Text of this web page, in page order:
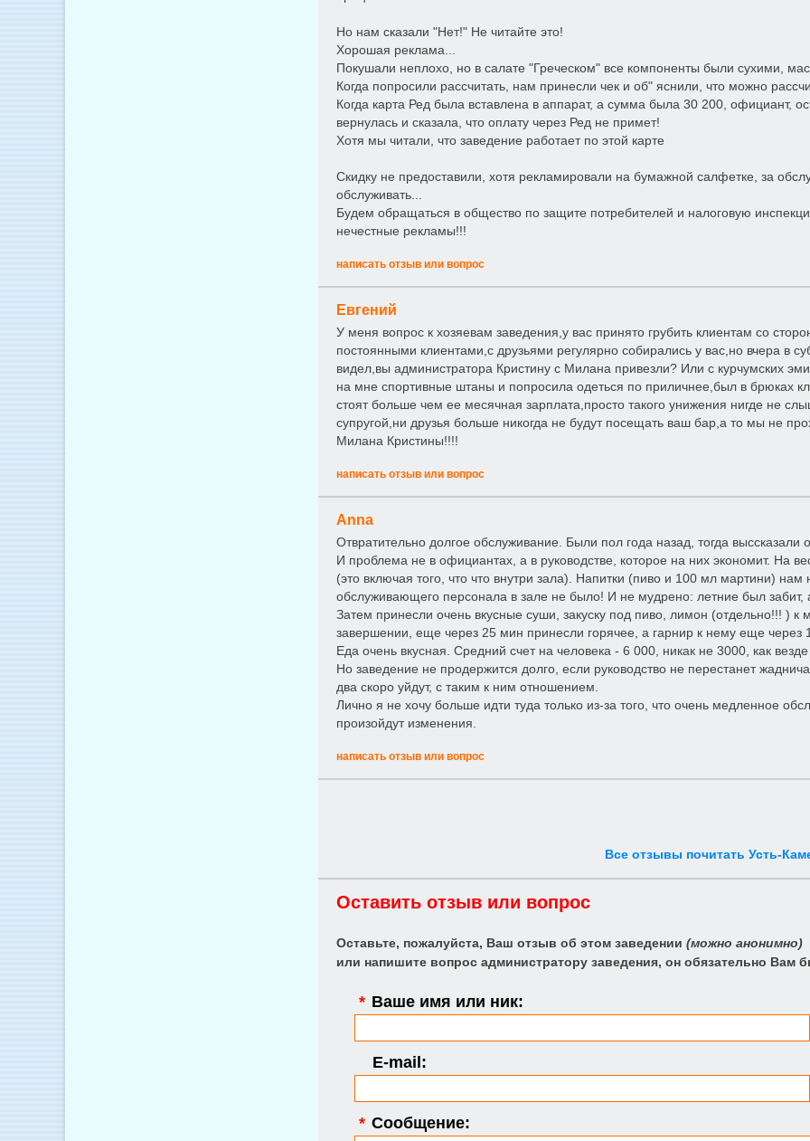
Но нам сказали "Нет!" Не читайте это!
Хорошая реклама...
Покушали неплохо, но в салате "Греческом" все компоненты были сухими,
Когда попросили рассчитать, нам принесли чек и об" яснили, что можно
Когда карта Ред была вставлена в аппарат, а сумма была 30 200, официант,
вернулась и сказала, что оплату через Ред не примет!
Хотя мы читали, что заведение работает по этой карте
Скидку не предоставили, хотя рекламировали на бумажной салфетке, за
обслуживать...
Будем обращаться в общество по защите потребителей и налоговую
нечестные рекламы!!!
написать отзыв или вопрос
Евгений
У меня вопрос к хозяевам заведения,у вас принято грубить клиентам со
постоянными клиентами,с друзьями регулярно собирались у вас,но вчера в
видел,вы администратора Кристину с Милана привезли? Или с курчумских
на мне спортивные штаны и попросила одеться по приличнее,был в брюках
стоят больше чем ее месячная зарплата,просто такого унижения нигде не
супругой,ни друзья больше никогда не будут посещать ваш бар,а то мы не
Милана Кристины!!!!
написать отзыв или вопрос
Anna
Отвратительно долгое обслуживание. Были пол года назад, тогда
И проблема не в официантах, а в руководстве, которое на них экономит. На
(это включая того, что что внутри зала). Напитки (пиво и 100 мл мартини)
обслуживающего персонала в зале не было! И не мудрено: летние был забит,
Затем принесли очень вкусные суши, закуску под пиво, лимон (отдельно!!! )
завершении, еще через 25 мин принесли горячее, а гарнир к нему еще через
Еда очень вкусная. Средний счет на человека - 6 000, никак не 3000, как
Но заведение не продержится долго, если руководство не перестанет
два скоро уйдут, с таким к ним отношением.
Лично я не хочу больше идти туда только из-за того, что очень медленное
произойдут изменения.
написать отзыв или вопрос
Все отзывы почитать Усть-
Оставить отзыв или вопрос
Оставьте, пожалуйста, Ваш отзыв об этом заведении (можно анонимно)
или напишите вопрос администратору заведения, он обязательно Вам
* Ваше имя или ник:
E-mail:
* Сообщение: